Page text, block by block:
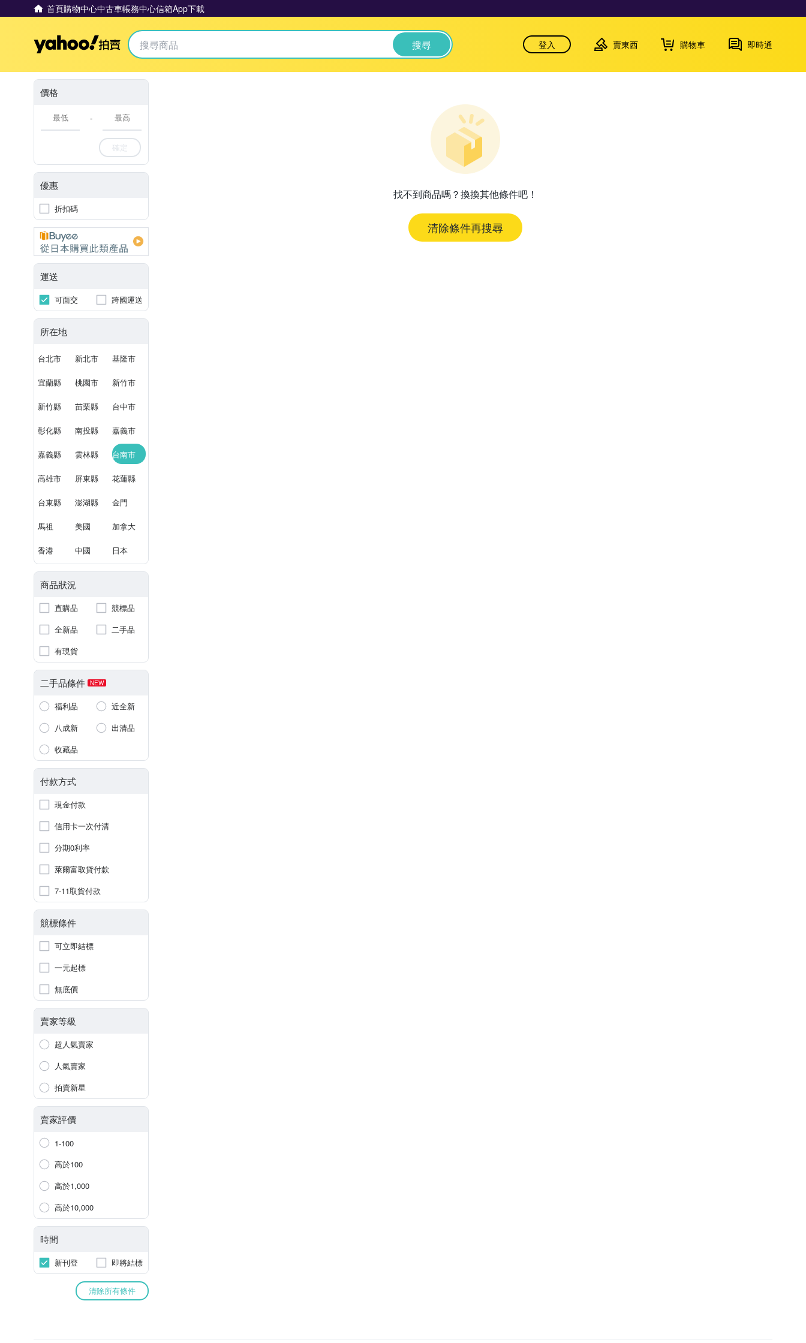
首頁購物中心中古車帳務中心信箱App下載
Yahoo拍賣 搜尋 登入 賣東西 購物車 即時通
價格
-
確定
優惠
折扣碼
運送
可面交 跨國運送
所在地
台北市 新北市 基隆市
宜蘭縣 桃園市 新竹市
新竹縣 苗栗縣 台中市
彰化縣 南投縣 嘉義市
嘉義縣 雲林縣 台南市
高雄市 屏東縣 花蓮縣
台東縣 澎湖縣 金門
馬祖 美國 加拿大
香港 中國 日本
商品狀況
直購品
競標品
全新品
二手品
有現貨
二手品條件 NEW
福利品
近全新
八成新
出清品
收藏品
付款方式
現金付款
信用卡一次付清
分期0利率
萊爾富取貨付款
7-11取貨付款
競標條件
可立即結標
一元起標
無底價
賣家等級
超人氣賣家
人氣賣家
拍賣新星
賣家評價
1-100
高於100
高於1,000
高於10,000
時間
新刊登 即將結標
清除所有條件
找不到商品嗎？換換其他條件吧！
清除條件再搜尋